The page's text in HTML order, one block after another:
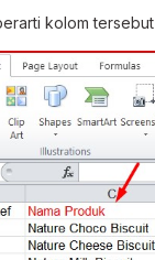
kolom tersebut